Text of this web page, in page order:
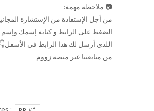
:ملاحظة مهمة 📷
من أجل الإستفادة من الإستشارة
الضغط على الرابط و كتابة إسمك
اللذي أرسل لك هذا الرابط في
من متابعتنا عبر منصة زووم